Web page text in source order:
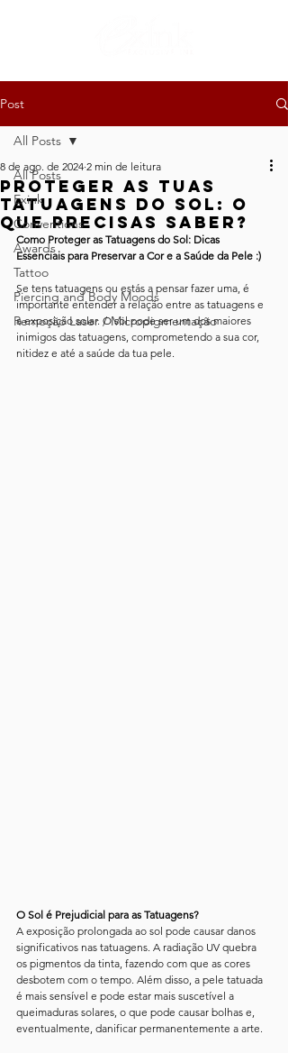
Post
All Posts
Exink
Conventions
Awards
Tattoo
Piercing and Body Moods
Remoção Laser / Micropigmentação
All Posts
Proteger as tuas
Tatuagens do Sol: O
Que Precisas Saber?
8 de ago. de 2024 2 min de leitura
Como Proteger as Tatuagens do Sol: Dicas
Essenciais para Preservar a Cor e a Saúde da Pele :)
Se tens tatuagens ou estás a pensar fazer uma, é
importante entender a relação entre as tatuagens e
a exposição solar. O sol pode ser um dos maiores
inimigos das tatuagens, comprometendo a sua cor,
nitidez e até a saúde da tua pele.
O Sol é Prejudicial para as Tatuagens?
A exposição prolongada ao sol pode causar danos
significativos nas tatuagens. A radiação UV quebra
os pigmentos da tinta, fazendo com que as cores
desbotem com o tempo. Além disso, a pele tatuada
é mais sensível e pode estar mais suscetível a
queimaduras solares, o que pode causar bolhas e,
eventualmente, danificar permanentemente a arte.